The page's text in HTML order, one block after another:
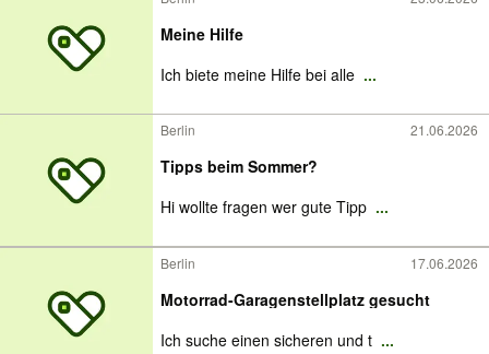
Meine Hilfe
Ich biete meine Hilfe bei alle ...
Berlin 21.06.2026
Tipps beim Sommer?
Hi wollte fragen wer gute Tipp ...
Berlin 17.06.2026
Motorrad-Garagenstellplatz gesucht
Ich suche einen sicheren und t ...